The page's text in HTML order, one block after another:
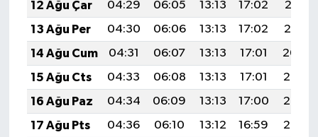
12 Ağu Çar
04:29 06:05 13:13 17:02
20:12
13 Ağu Per
04:30 06:06 13:13 17:02
20:10
14 Ağu Cum
04:31 06:07 13:13 17:01
20:09
15 Ağu Cts
04:33 06:08 13:13 17:01
20:08
16 Ağu Paz
04:34 06:09 13:13 17:00
20:07
17 Ağu Pts
04:36 06:10 13:12 16:59
20:05